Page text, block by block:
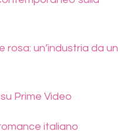
un’industria da un
Prime Video
italiano